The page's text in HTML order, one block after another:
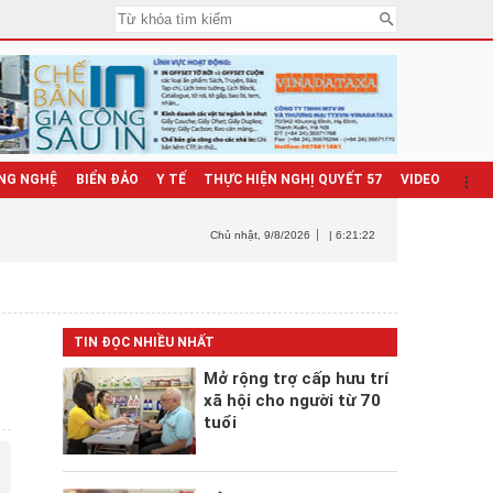
NGHỆ BIỂN ĐẢO Y TẾ THỰC HIỆN NGHỊ QUYẾT 57 VIDEO
Chủ nhật , 9/8/2026 | 6:21:23
TIN ĐỌC NHIỀU NHẤT
Mở rộng trợ cấp hưu trí
xã hội cho người từ 70
tuổi